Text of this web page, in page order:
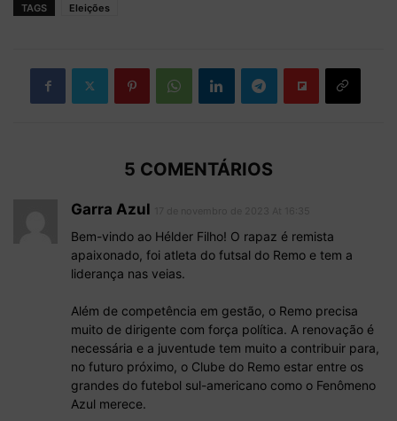
TAGS Eleições
5 COMENTÁRIOS
Garra Azul
Bem-vindo ao Hélder Filho! O rapaz é remista
apaixonado, foi atleta do futsal do Remo e tem a
liderança nas veias.
Além de competência em gestão, o Remo precisa
muito de dirigente com força política. A renovação é
necessária e a juventude tem muito a contribuir para,
no futuro próximo, o Clube do Remo estar entre os
grandes do futebol sul-americano como o Fenômeno
Azul merece.